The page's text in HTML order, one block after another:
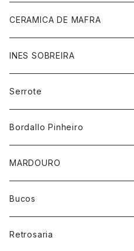
CERAMICA DE MAFRA
INES SOBREIRA
Serrote
Bordallo Pinheiro
MARDOURO
Bucos
Retrosaria